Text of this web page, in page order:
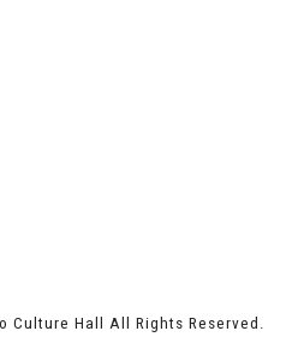
Culture Hall All Rights Reserved.